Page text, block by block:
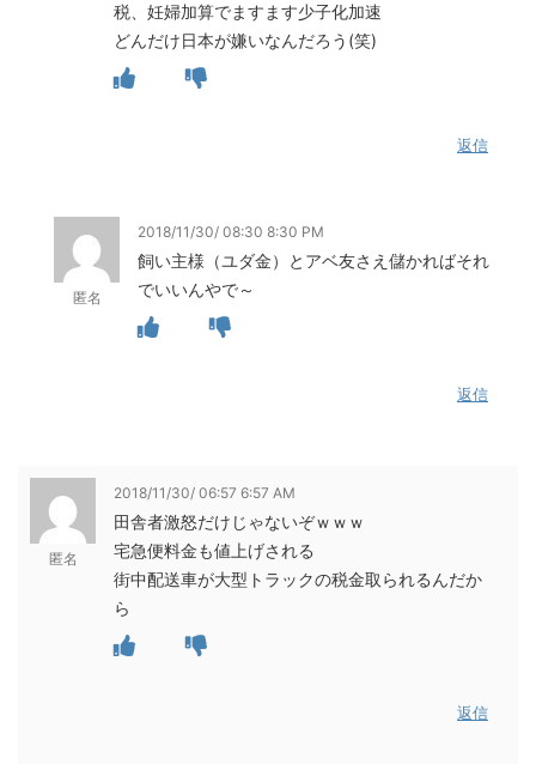
税、妊婦加算でますます少子化加速
どんだけ日本が嫌いなんだろう(笑)
返信
匿名
2018/11/30/ 08:30 8:30 PM
飼い主様（ユダ金）とアベ友さえ儲かればそれ
でいいんやで～
返信
匿名
2018/11/30/ 06:57 6:57 AM
田舎者激怒だけじゃないぞｗｗｗ
宅急便料金も値上げされる
街中配送車が大型トラックの税金取られるんだか
ら
返信